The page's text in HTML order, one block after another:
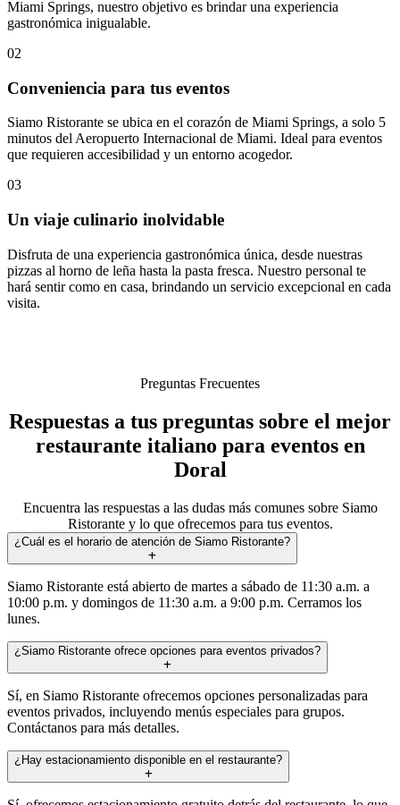
Miami Springs, nuestro objetivo es brindar una experiencia
gastronómica inigualable.
02
Conveniencia para tus eventos
Siamo Ristorante se ubica en el corazón de Miami Springs, a solo 5
minutos del Aeropuerto Internacional de Miami. Ideal para eventos
que requieren accesibilidad y un entorno acogedor.
03
Un viaje culinario inolvidable
Disfruta de una experiencia gastronómica única, desde nuestras
pizzas al horno de leña hasta la pasta fresca. Nuestro personal te
hará sentir como en casa, brindando un servicio excepcional en cada
visita.
Preguntas Frecuentes
Respuestas a tus preguntas sobre el mejor
restaurante italiano para eventos en
Doral
Encuentra las respuestas a las dudas más comunes sobre Siamo
Ristorante y lo que ofrecemos para tus eventos.
¿Cuál es el horario de atención de Siamo Ristorante?
Siamo Ristorante está abierto de martes a sábado de 11:30 a.m. a
10:00 p.m. y domingos de 11:30 a.m. a 9:00 p.m. Cerramos los
lunes.
¿Siamo Ristorante ofrece opciones para eventos privados?
Sí, en Siamo Ristorante ofrecemos opciones personalizadas para
eventos privados, incluyendo menús especiales para grupos.
Contáctanos para más detalles.
¿Hay estacionamiento disponible en el restaurante?